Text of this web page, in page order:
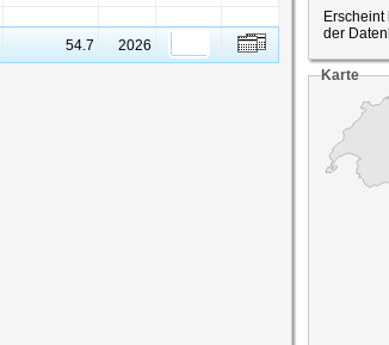
54.7 2026
der
Karte